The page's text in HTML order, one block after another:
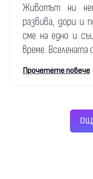
Животът ни
развива, дори и
сме на едно и
време. Вселената
Прочетете повече